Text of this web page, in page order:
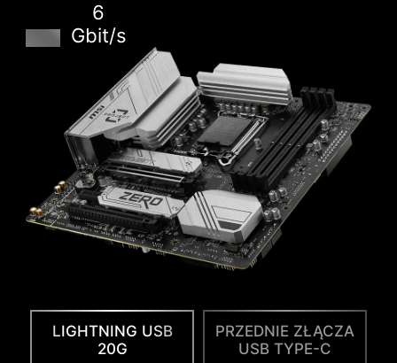
6
Gbit/s
LIGHTNING USB
20G
PRZEDNIE ZŁĄCZA
USB TYPE-C
Kupując płytę główną MSI uzyskujesz 60-
dniowy, darmowy dostęp do aplikacji AIDA64
Extreme – edycja MSI. AIDA64 Extreme jest
wyjątkowym oprogramowaniem narzędziowym
zbierającym informacje o systemie, które
pozwala też na diagnostykę systemu,
prowadzenie testów i benchmarków. Dzięki
aplikacji możesz szczegółowo monitorować
swój sprzęt i zainstalowane na komputerze
oprogramowanie oraz zapisać zebrane
informacje do pliku w wielu formatach, takich
jak np. CSV i HTML.